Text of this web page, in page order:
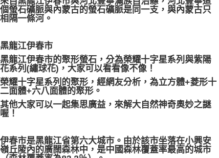
個螢石礦脈與內蒙古的螢石礦脈是同一支，與內蒙古只
相隔一條河。
黑龍江伊春市
黑龍江伊春市的聚形螢石，分為榮耀十字星系列與紫陽
花系列(繡球花)，大家可以看看像不像！
榮耀十字星系列的聚形，經網友分析，為立方體+菱形十
二面體+六八面體的聚形。
其他大家可以一起集思廣益，來解大自然神奇奧妙之謎
喔！
伊春市是黑龍江省第六大城市。由於該市坐落在小興安
嶺丘陵內的廣闊森林中，是中國森林覆蓋率最高的城市